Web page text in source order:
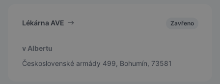
Lékárna AVE Zavřeno
v Albertu
Československé armády 499, Bohumín, 73581